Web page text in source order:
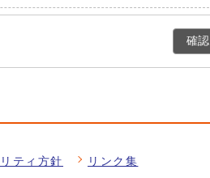
確認
ティ方針 リンク集